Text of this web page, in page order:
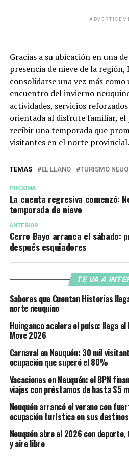
Gracias a su ubicación en una
presencia de nieve de la región,
consolidarse una vez más
encuentro del invierno
actividades, servicios
orientada al disfrute familiar, el
recibir una temporada que
visitantes en el norte provincial.
TEMAS EL LLANO TURISMO
PRÓXIMA
La cuenta regresiva comenzó:
temporada de nieve
ANTERIOR
Cerro Bayo arranca el sábado:
después esquiadores
TE VA A
Sabores que Cuentan Historias
norte neuquino
Huinganco acelera el pulso: llega
Move 2026
Carnaval en Neuquén: 30 mil
ocupación que superó el 80%
Vacaciones en Neuquén: el BPN
viajes con préstamos de hasta $5
Neuquén arrancó el verano con
ocupación turística en sus
Neuquén abre el 2026 con
y aire libre